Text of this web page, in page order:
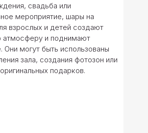
свадьба или
мероприятие, шары на
взрослых и детей создают
атмосферу и поднимают
Они могут быть использованы
зала, создания фотозон или
подарков.